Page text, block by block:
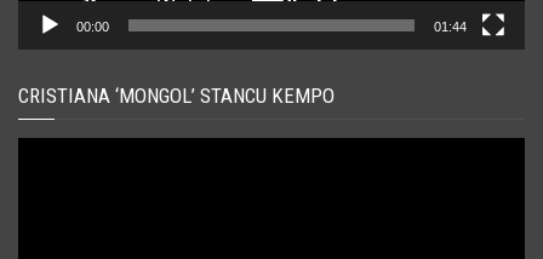
00:00 01:44
CRISTIANA ‘MONGOL’ STANCU KEMPO